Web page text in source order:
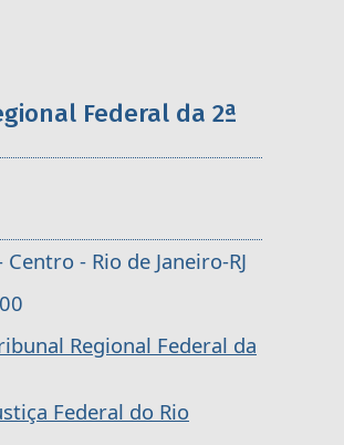
Federal da 2ª
- Rio de Janeiro-RJ
Regional Federal da
Federal do Rio